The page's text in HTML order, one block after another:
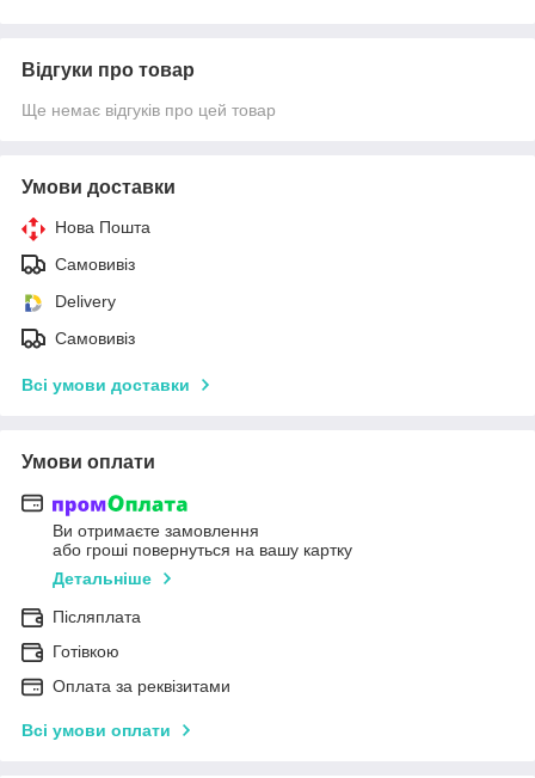
Відгуки про товар
Ще немає відгуків про цей товар
Умови доставки
Нова Пошта
Самовивіз
Delivery
Самовивіз
Всі умови доставки
Умови оплати
Ви отримаєте замовлення
або гроші повернуться на вашу картку
Детальніше
Післяплата
Готівкою
Оплата за реквізитами
Всі умови оплати